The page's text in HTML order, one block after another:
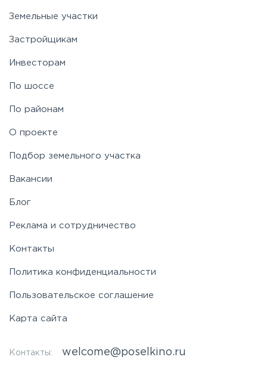
Земельные участки
Застройщикам
Инвесторам
По шоссе
По районам
О проекте
Подбор земельного участка
Вакансии
Блог
Реклама и сотрудничество
Контакты
Политика конфиденциальности
Пользовательское соглашение
Карта сайта
Контакты: welcome@poselkino.ru